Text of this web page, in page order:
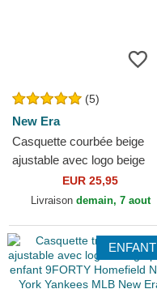
(5)
New Era
Casquette courbée beige
ajustable avec logo beige
9FORTY League Essential
New York Yankees MLB...
EUR 25,95
Livraison demain, 7 aout
ENFANT